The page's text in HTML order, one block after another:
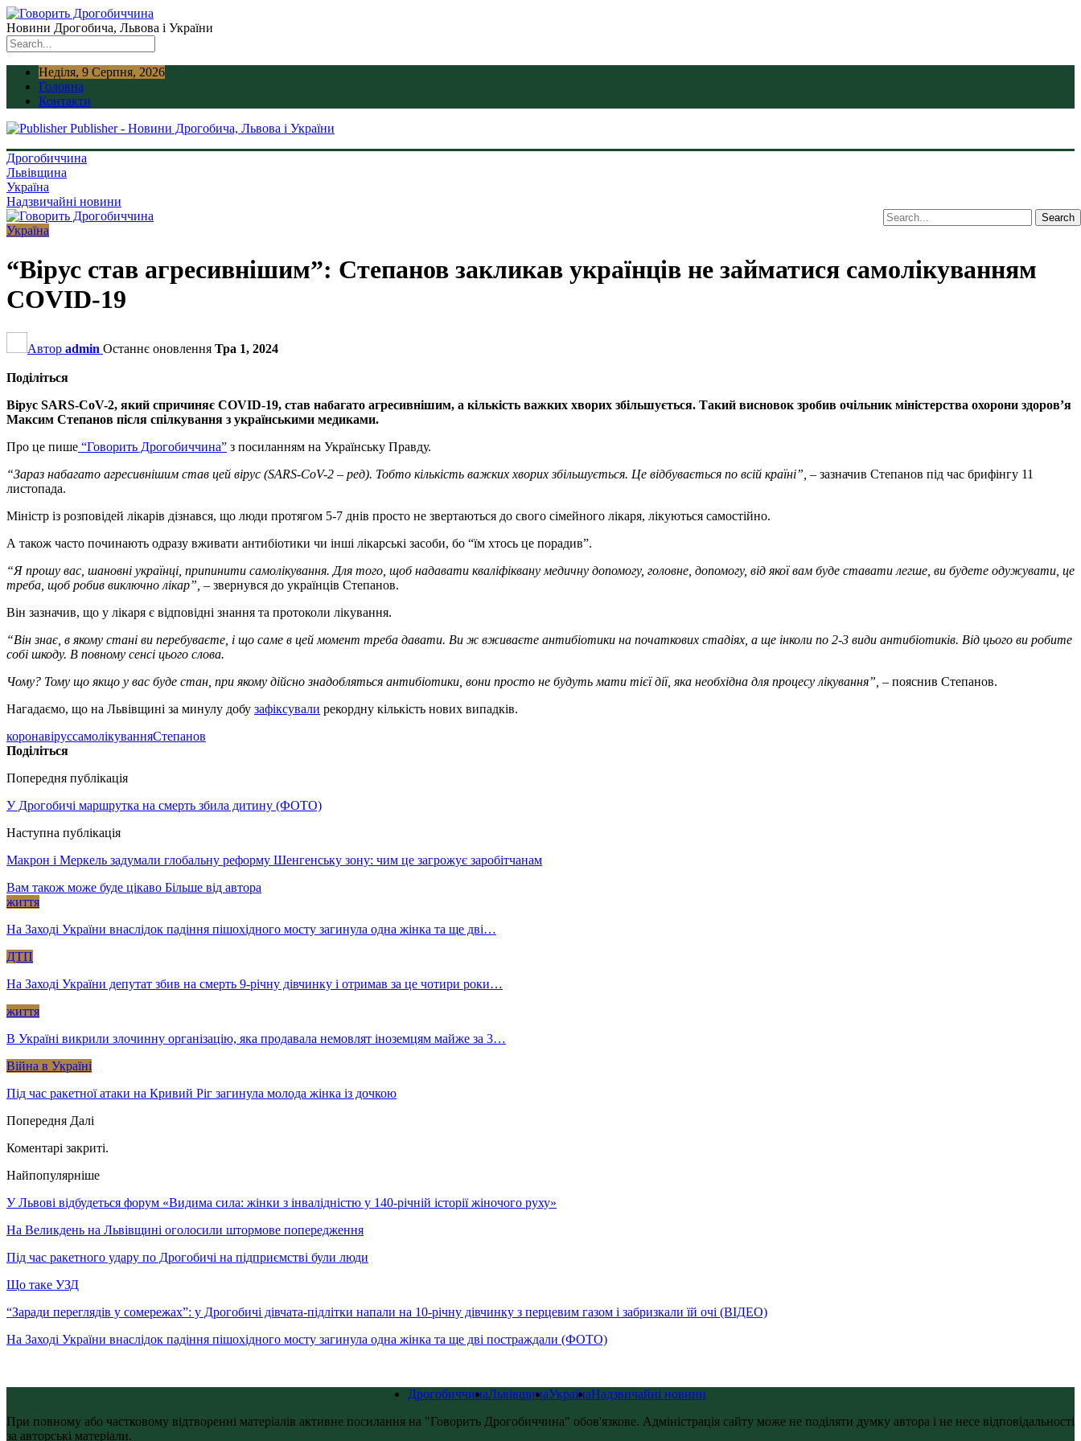
Новини Дрогобича, Львова і України
Неділя, 9 Серпня, 2026
Головна
Контакти
Publisher - Новини Дрогобича, Львова і України
Дрогобиччина
Львівщина
Україна
Надзвичайні новини
Україна
“Вірус став агресивнішим”: Степанов закликав українців не займатися самолікуванням
COVID-19
Автор admin Останнє оновлення Тра 1, 2024
Поділіться
Вірус SARS-CoV-2, який спричиняє COVID-19, став набагато агресивнішим, а кількість важких хворих збільшується. Такий висновок зробив очільник міністерства охорони здоров’я
Максим Степанов після спілкування з українськими медиками.
Про це пише “Говорить Дрогобиччина” з посиланням на Українську Правду.
“Зараз набагато агресивнішим став цей вірус (SARS-CoV-2 – ред). Тобто кількість важких хворих збільшується. Це відбувається по всій країні”, – зазначив Степанов під час брифінгу 11
листопада.
Міністр із розповідей лікарів дізнався, що люди протягом 5-7 днів просто не звертаються до свого сімейного лікаря, лікуються самостійно.
А також часто починають одразу вживати антибіотики чи інші лікарські засоби, бо “їм хтось це порадив”.
“Я прошу вас, шановні українці, припинити самолікування. Для того, щоб надавати кваліфіквану медичну допомогу, головне, допомогу, від якої вам буде ставати легше, ви будете одужувати, це
треба, щоб робив виключно лікар”, – звернувся до українців Степанов.
Він зазначив, що у лікаря є відповідні знання та протоколи лікування.
“Він знає, в якому стані ви перебуваєте, і що саме в цей момент треба давати. Ви ж вживаєте антибіотики на початкових стадіях, а ще інколи по 2-3 види антибіотиків. Від цього ви робите
собі шкоду. В повному сенсі цього слова.
Чому? Тому що якщо у вас буде стан, при якому дійсно знадобляться антибіотики, вони просто не будуть мати тієї дії, яка необхідна для процесу лікування”, – пояснив Степанов.
Нагадаємо, що на Львівщині за минулу добу зафіксували рекордну кількість нових випадків.
коронавіруссамолікуванняСтепанов
Поділіться
Попередня публікація
У Дрогобичі маршрутка на смерть збила дитину (ФОТО)
Наступна публікація
Макрон і Меркель задумали глобальну реформу Шенгенську зону: чим це загрожує заробітчанам
Вам також може буде цікаво Більше від автора
життя
На Заході України внаслідок падіння пішохідного мосту загинула одна жінка та ще дві…
ДТП
На Заході України депутат збив на смерть 9-річну дівчинку і отримав за це чотири роки…
життя
В Україні викрили злочинну організацію, яка продавала немовлят іноземцям майже за 3…
Війна в Україні
Під час ракетної атаки на Кривий Ріг загинула молода жінка із дочкою
Попередня Далі
Коментарі закриті.
Найпопулярніше
У Львові відбудеться форум «Видима сила: жінки з інвалідністю у 140-річній історії жіночого руху»
На Великдень на Львівщині оголосили штормове попередження
Під час ракетного удару по Дрогобичі на підприємстві були люди
Що таке УЗД
“Заради переглядів у сомережах”: у Дрогобичі дівчата-підлітки напали на 10-річну дівчинку з перцевим газом і забризкали їй очі (ВІДЕО)
На Заході України внаслідок падіння пішохідного мосту загинула одна жінка та ще дві постраждали (ФОТО)
ДрогобиччинаЛьвівщинаУкраїнаНадзвичайні новини
При повному або частковому відтворенні матеріалів активне посилання на "Говорить Дрогобиччина" обов'язкове. Адміністрація сайту може не поділяти думку автора і не несе відповідальності
за авторські матеріали.